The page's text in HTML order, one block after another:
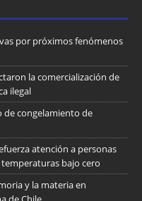
por próximos fenómenos
la comercialización de
ilegal
de congelamiento de
atención a personas
bajo cero
y la materia en